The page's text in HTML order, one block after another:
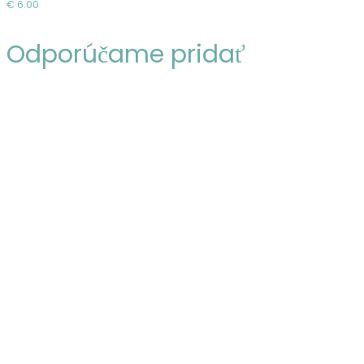
košíka
€ 6.00
Odporúčame pridať